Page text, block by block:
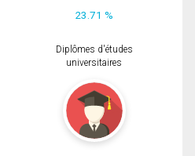
23.71 %
Diplômes d'études
universitaires